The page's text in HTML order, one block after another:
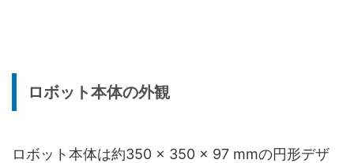
ロボット本体の外観
ロボット本体は約350 × 350 × 97 mmの円形デザ